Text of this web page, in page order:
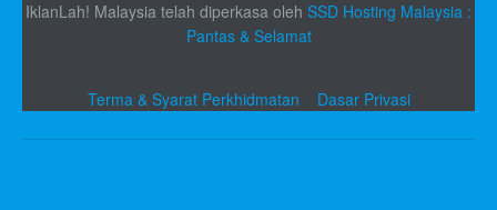
IklanLah! Malaysia telah diperkasa oleh SSD Hosting Malaysia :
Pantas & Selamat
Terma & Syarat Perkhidmatan Dasar Privasi